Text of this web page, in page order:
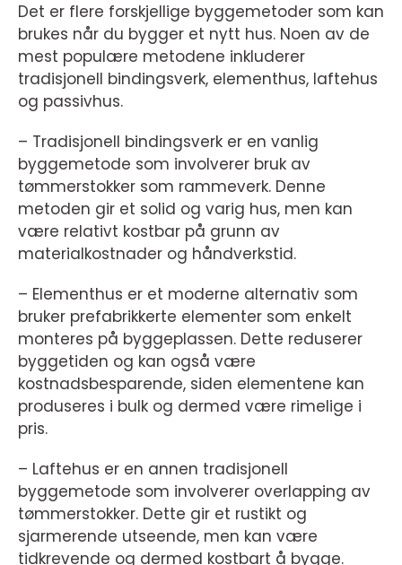
Det er flere forskjellige byggemetoder som kan
brukes når du bygger et nytt hus. Noen av de
mest populære metodene inkluderer
tradisjonell bindingsverk, elementhus, laftehus
og passivhus.
– Tradisjonell bindingsverk er en vanlig
byggemetode som involverer bruk av
tømmerstokker som rammeverk. Denne
metoden gir et solid og varig hus, men kan
være relativt kostbar på grunn av
materialkostnader og håndverkstid.
– Elementhus er et moderne alternativ som
bruker prefabrikkerte elementer som enkelt
monteres på byggeplassen. Dette reduserer
byggetiden og kan også være
kostnadsbesparende, siden elementene kan
produseres i bulk og dermed være rimelige i
pris.
– Laftehus er en annen tradisjonell
byggemetode som involverer overlapping av
tømmerstokker. Dette gir et rustikt og
sjarmerende utseende, men kan være
tidkrevende og dermed kostbart å bygge.